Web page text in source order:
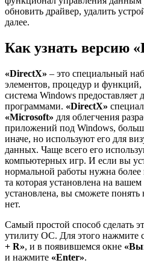
обновить драйвер, удалить
далее.
Как узнать версию
«DirectX» – это специальный
элементов, процедур и
система Windows
программами. «DirectX»
«Microsoft» для облегчения
приложений под Windows,
иначе, но используют его для
данных. Чаще всего его
компьютерных игр. И если вы
нормальной работы нужна более
та которая установлена на
установлена, вы сможете
нет.
Самый простой способ сделать
утилиту ОС. Для этого нажмите
+ R», и в появившемся окне
и нажмите «Enter».